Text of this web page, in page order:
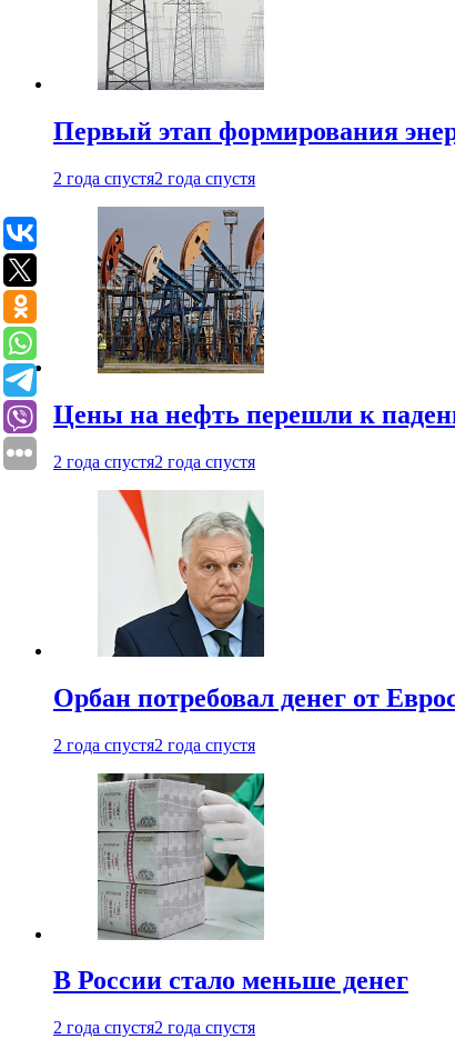
Первый этап формирования
2 года спустя2 года спустя
Цены на нефть перешли к
2 года спустя2 года спустя
Орбан потребовал денег от
2 года спустя2 года спустя
В России стало меньше денег
2 года спустя2 года спустя